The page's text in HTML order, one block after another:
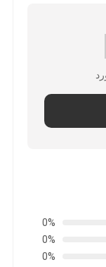
0%
0%
0%